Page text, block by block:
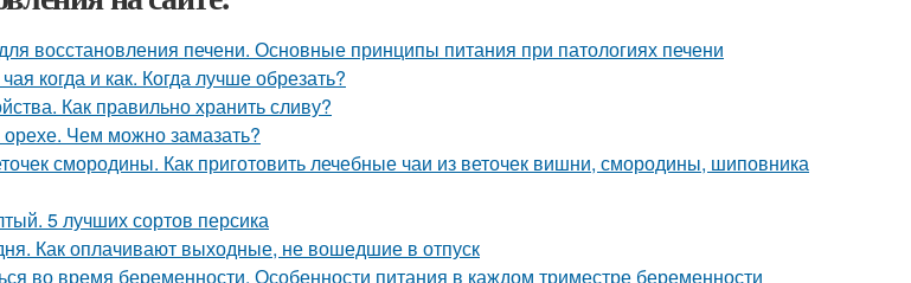
восстановления печени. Основные принципы питания при патологиях печени
когда и как. Когда лучше обрезать?
Как правильно хранить сливу?
орехе. Чем можно замазать?
смородины. Как приготовить лечебные чаи из веточек вишни, смородины, шиповника
5 лучших сортов персика
Как оплачивают выходные, не вошедшие в отпуск
во время беременности. Особенности питания в каждом триместре беременности